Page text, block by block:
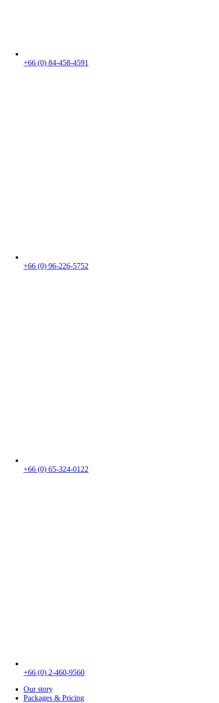
+66 (0) 84-458-4591
+66 (0) 96-226-5752
+66 (0) 65-324-0122
+66 (0) 2-460-9560
Our story
Packages & Pricing